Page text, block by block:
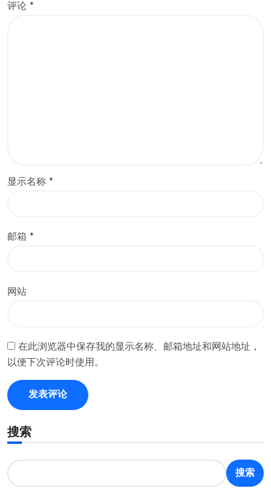
评论 *
显示名称 *
邮箱 *
网站
在此浏览器中保存我的显示名称、邮箱地址和网站地址，
以便下次评论时使用。
搜索
搜索